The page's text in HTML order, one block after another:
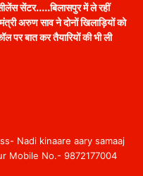
सेंटर…..बिलासपुर में ले रहीं
अरुण साव ने दोनों खिलाड़ियों को
पर बात कर तैयारियों की भी ली
Nadi kinaare aary samaaj
Mobile No.- 9872177004